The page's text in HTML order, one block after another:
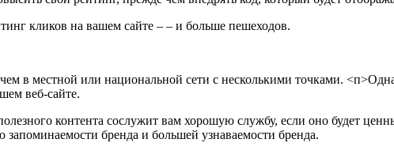
кликов на вашем сайте – – и больше пешеходов.
в местной или национальной сети с несколькими точками.
веб-сайте.
контента сослужит вам хорошую службу, если оно будет
бренда и большей узнаваемости бренда.